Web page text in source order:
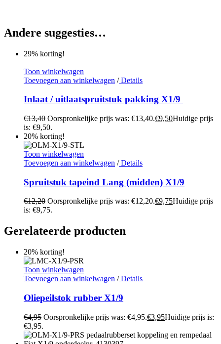
Andere suggesties…
29% korting!
Toon winkelwagen
Toevoegen aan winkelwagen /Details
Inlaat / uitlaatspruitstuk pakking X1/9
€13,40 Oorspronkelijke prijs was: €13,40.€9,50Huidige prijs
is: €9,50.
20% korting!
Toon winkelwagen
Toevoegen aan winkelwagen /Details
Spruitstuk tapeind Lang (midden) X1/9
€12,20 Oorspronkelijke prijs was: €12,20.€9,75Huidige prijs
is: €9,75.
Gerelateerde producten
20% korting!
Toon winkelwagen
Toevoegen aan winkelwagen /Details
Oliepeilstok rubber X1/9
€4,95 Oorspronkelijke prijs was: €4,95.€3,95Huidige prijs is:
€3,95.